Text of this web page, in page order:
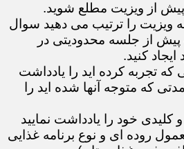
از ویزیت مطلع شوید.
ویزیت را ترتیب می دهید سوال
پیش از جلسه محدودیتی در
کنید.
که تجربه کرده اید را یادداشت
که متوجه آنها شده اید را
خود را یادداشت نمایید
روده ای و نوع برنامه غذایی